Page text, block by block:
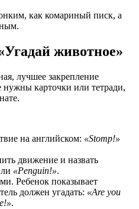
как комариный писк, а
животное»
лучшее закрепление
карточки или тетради,
на английском: «Stomp!»
движение и назвать
«Penguin!».
Ребенок показывает
должен угадать: «Are you
.